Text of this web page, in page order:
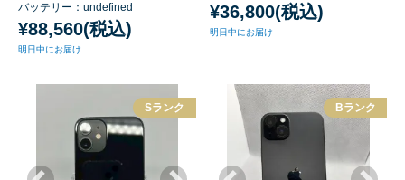
バッテリー：undefined
¥88,560(税込)
明日中にお届け
¥36,800(税込)
明日中にお届け
Sランク Bランク